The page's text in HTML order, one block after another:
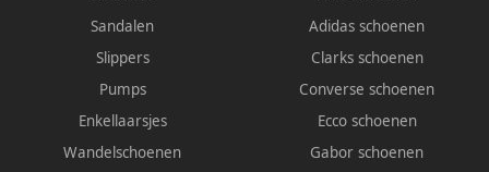
Sandalen
Slippers
Pumps
Enkellaarsjes
Wandelschoenen
Adidas schoenen
Clarks schoenen
Converse schoenen
Ecco schoenen
Gabor schoenen